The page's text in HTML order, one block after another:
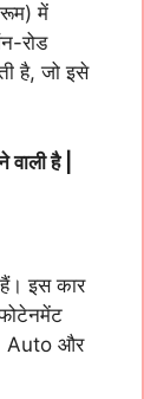
में
रोड
है, जो इसे
है |
इस कार
Auto और